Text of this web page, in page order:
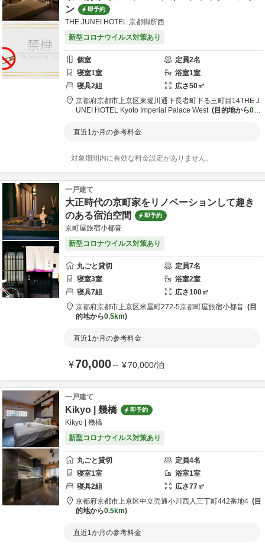
ン
即予約
THE JUNEI HOTEL 京都御所西
新型コロナウイルス対策あり
個室 定員2名
寝室1室 浴室1室
寝具2組 広さ50㎡
京都府京都市上京区東堀川通下長者町下る三町目14THE J
UNEI HOTEL Kyoto Imperial Palace West
目的地から0.5
直近1か月の参考料金
対象期間内に有効な料金設定がありません。
一戸建て
大正時代の京町家をリノベーションして趣き
のある宿泊空間
即予約
京町屋旅宿小都音
新型コロナウイルス対策あり
丸ごと貸切 定員7名
寝室3室 浴室2室
寝具7組 広さ100㎡
京都府京都市上京区米屋町272-5京都町屋旅宿小都音
目
的地から0.5km
直近1か月の参考料金
¥70,000～ ¥70,000/泊
一戸建て
Kikyo | 幾橋 即予約
Kikyo | 幾橋
新型コロナウイルス対策あり
丸ごと貸切 定員4名
寝室1室 浴室1室
寝具2組 広さ77㎡
京都府京都市上京区中立売通小川西入三丁町442番地4
目
的地から0.5km
直近1か月の参考料金